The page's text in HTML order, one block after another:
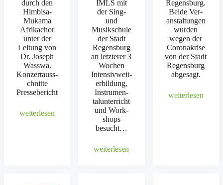
durch den
Him­bisa-
Muka­­ma
Afrika­chor
unter der
Leitung von
Dr. Joseph
Wass­wa.
Konz­er­tauss­
chnitte
Presse­bericht
weit­er­lesen
IMLS mit
der Sing-
und
Musikschule
der Stadt
Regens­burg
an let­zter­er 3
Wochen
Inten­sivweit­
er­bil­dung,
Instru­men­
talun­ter­richt
und Work­
shops
besucht…
weit­er­lesen
Regens­burg.
Bei­de Ver­
anstal­tun­gen
wur­den
wegen der
Coro­n­akrise
von der Stadt
Regens­burg
abge­sagt.
weit­er­lesen